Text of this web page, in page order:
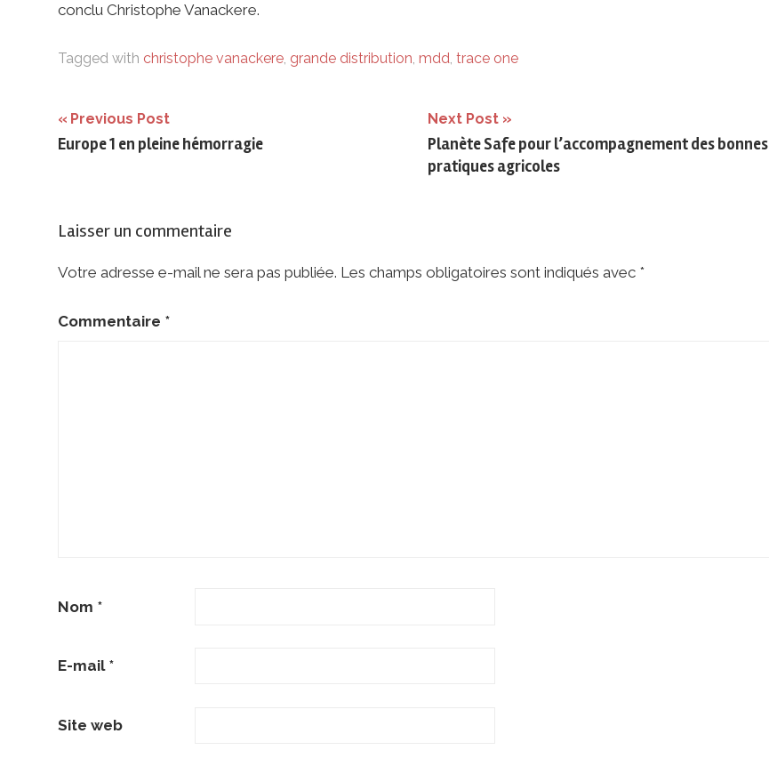
conclu Christophe Vanackere.
Tagged with christophe vanackere, grande distribution mdd trace one
Navigation
de
Previous Post
Europe 1 en pleine hémorragie
Next Post
Planète Safe pour l’accompagnement des bonnes
pratiques agricoles
Laisser un commentaire
Votre adresse e-mail ne sera pas publiée. Les champs obligatoires sont indiqués avec *
Commentaire *
Nom *
E-mail *
Site web